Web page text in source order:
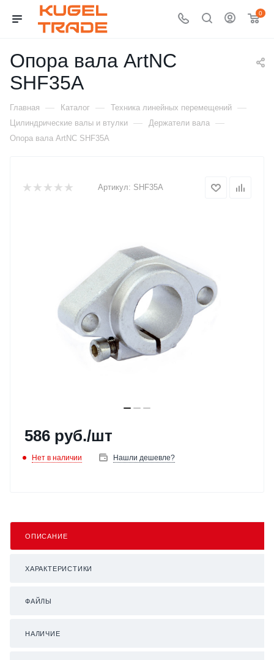
0
Опора вала ArtNC
SHF35A
Главная — Каталог — Техника линейных перемещений —
Цилиндрические валы и втулки — Держатели вала —
Опора вала ArtNC SHF35A
Артикул: SHF35A
586 руб./шт
Нет в наличии Нашли дешевле?
ОПИСАНИЕ
ХАРАКТЕРИСТИКИ
ФАЙЛЫ
НАЛИЧИЕ